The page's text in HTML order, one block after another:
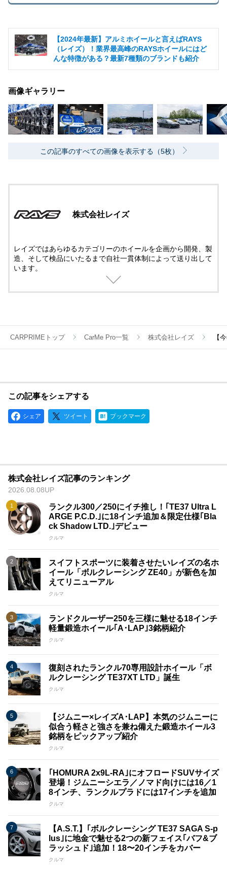
【2024年最新】アルミホイールと言えばRAYS
（レイズ）！業界最高峰のRAYSホイールにはど
んな特徴がある？最新7種類のブランドも紹介
画像ギャラリー
この記事のすべての画像を表示する（5枚）
株式会社レイズ
レイズではあらゆるカテゴリーのホイールを企画から開発、製
造、そして検品にいたるまで自社一貫体制によって送り出して
います。
CARPRIMEトップ CarMe Pro一覧 株式会社レイズ 【
この記事をシェアする
シェア ツイート ブックマーク
株式会社レイズ記事のランキング
2026.08.08UP
ランクル300／250にイチ推し！｢TE37 Ultra L
ARGE P.C.D.｣に18インチ追加＆限定仕様｢Bla
ck Shadow LTD.｣デビュー
クルマ
スイフトスポーツに装着させたいレイズの名ホ
イール「ボルクレーシング ZE40」が新色を加
えてリニューアル
クルマ
ランドクルーザー250を三様に魅せる18インチ
軽量鍛造ホイール｢A･LAP｣3銘柄紹介
クルマ
復刻されたランクル70専用設計ホイール「ボ
ルクレーシング TE37XT LTD」誕生
クルマ
【ジムニー×レイズA･LAP】本気のジムニーに
似合う軽さと強さを兼ね備えた鍛造ホイール3
銘柄をピックアップ紹介
クルマ
｢HOMURA 2x9L​​-RA｣にオフロードSUVサイズ
登場！ジムニーシエラ／ノマド向けには16／1
8インチ、ランクルプラドには17インチを追加
クルマ
【A.S.T.】｢ボルクレーシング TE37 SAGA S-p
lus｣に地金で魅せる2つの新フェイス｢バフ&ブ
ラッシュド｣追加！18〜20インチをカバー
クルマ